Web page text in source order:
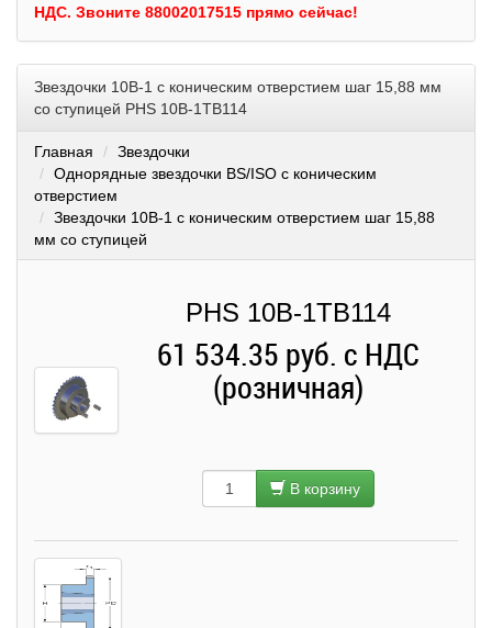
НДС. Звоните 88002017515 прямо сейчас!
Звездочки 10B-1 с коническим отверстием шаг 15,88 мм
со ступицей PHS 10B-1TB114
Главная
Звездочки
Однорядные звездочки BS/ISO с коническим
отверстием
Звездочки 10B-1 с коническим отверстием шаг 15,88
мм со ступицей
PHS 10B-1TB114
61 534.35 руб. с НДС
(розничная)
В корзину